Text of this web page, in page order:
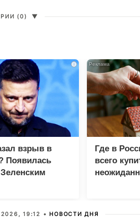
(0) ▼
i
взрыв в
Появилась
Где в
всего
19:12 • НОВОСТИ ДНЯ